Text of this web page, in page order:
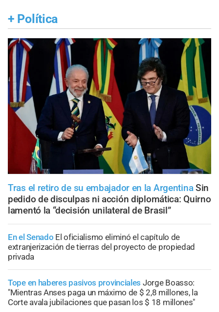
+ Política
Tras el retiro de su embajador en la Argentina Sin
pedido de disculpas ni acción diplomática: Quirno
lamentó la “decisión unilateral de Brasil”
En el Senado El oficialismo eliminó el capítulo de
extranjerización de tierras del proyecto de propiedad
privada
Tope en haberes pasivos provinciales Jorge Boasso:
"Mientras Anses paga un máximo de $ 2,8 millones, la
Corte avala jubilaciones que pasan los $ 18 millones"